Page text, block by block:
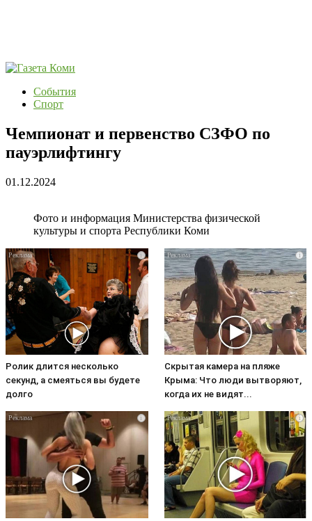
События
Спорт
Чемпионат и первенство СЗФО по
пауэрлифтингу
01.12.2024
Фото и информация Министерства физической
культуры и спорта Республики Коми
i
Ролик длится несколько
секунд, а смеяться вы будете
долго
i
Скрытая камера на пляже
Крыма: Что люди вытворяют,
когда их не видят...
i i